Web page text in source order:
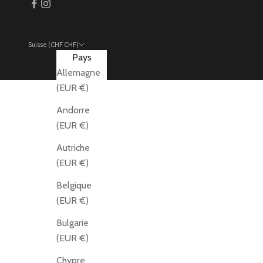
Suisse (CHF CHF)
Pays
Allemagne
(EUR €)
Andorre
(EUR €)
Autriche
(EUR €)
Belgique
(EUR €)
Bulgarie
(EUR €)
Chypre